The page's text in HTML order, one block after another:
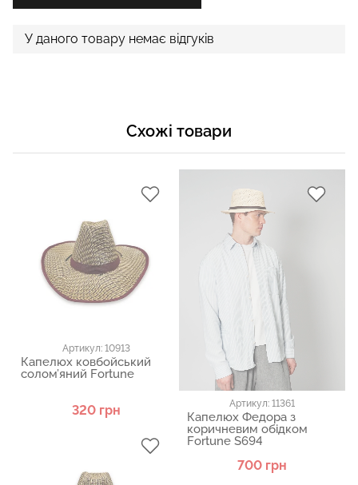
У даного товару немає відгуків
Схожі товари
Артикул: 10913
Капелюх ковбойський
солом’яний Fortune
320 грн Артикул: 11361
Капелюх Федора з
коричневим обідком
Fortune S694
700 грн